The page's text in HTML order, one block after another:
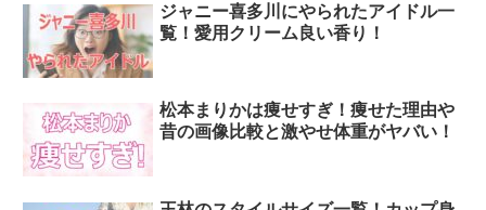
ジャニー喜多川にやられたアイドル一
覧！愛用クリーム良い香り！
松本まりかは痩せすぎ！痩せた理由や
昔の画像比較と激やせ体重がヤバい！